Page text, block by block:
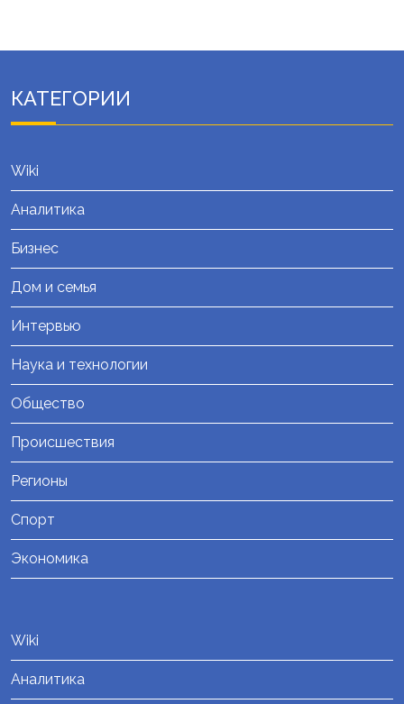
КАТЕГОРИИ
Wiki
Аналитика
Бизнес
Дом и семья
Интервью
Наука и технологии
Общество
Происшествия
Регионы
Спорт
Экономика
Wiki
Аналитика